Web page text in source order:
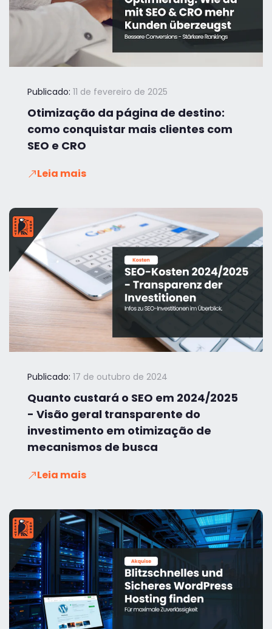
Publicado: 11 de fevereiro de 2025
Otimização da página de destino:
como conquistar mais clientes com
SEO e CRO
Leia mais
Publicado: 17 de outubro de 2024
Quanto custará o SEO em 2024/2025
- Visão geral transparente do
investimento em otimização de
mecanismos de busca
Leia mais